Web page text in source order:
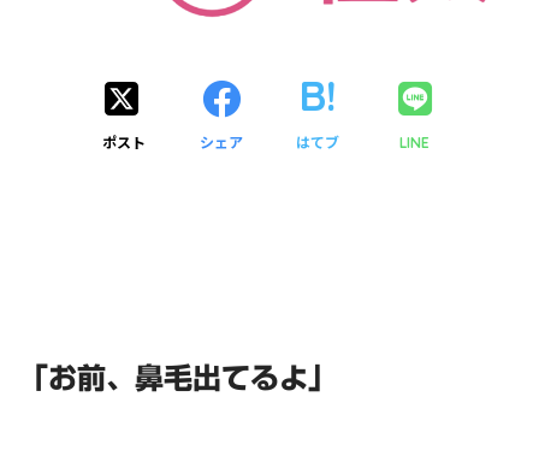
ポスト シェア はてブ LINE
「お前、鼻毛出てるよ」